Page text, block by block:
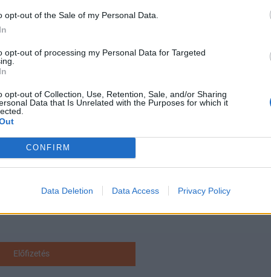
opt-out of the Sale of my Personal Data.
opt-out of processing my Personal Data for Targeted
opt-out of Collection, Use, Retention, Sale, and/or Sharing
Data that Is Unrelated with the Purposes for which it
CONFIRM
Data Deletion Data Access Privacy Policy
autók üzembe helyezésének megkönnyítése és az
15:57 Megosztás Családi házak felújítására is adhatnak pénzt
támogatást nyújtson magánkézben lévő ingatlanok
meg lehet emelni....
portfolio.hu hírarchívumához tartozik, melynek olvasása
cikkarchívum
Előfizetés